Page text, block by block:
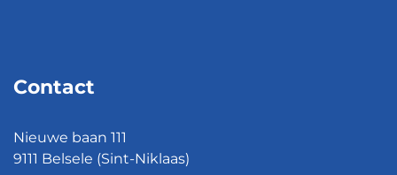
Contact
Nieuwe baan 111
9111 Belsele (Sint-Niklaas)